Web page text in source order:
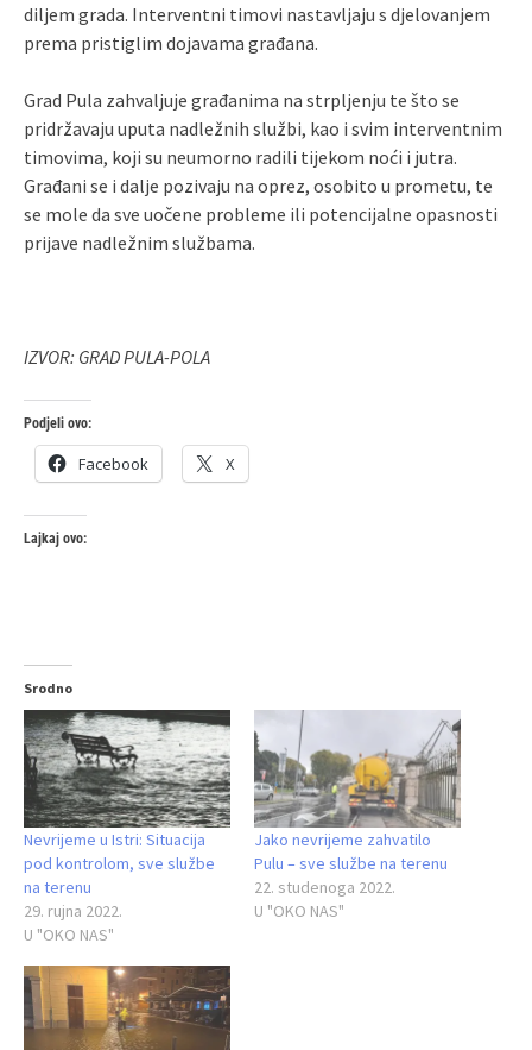
diljem grada. Interventni timovi nastavljaju s djelovanjem
prema pristiglim dojavama građana.
Grad Pula zahvaljuje građanima na strpljenju te što se
pridržavaju uputa nadležnih službi, kao i svim interventnim
timovima, koji su neumorno radili tijekom noći i jutra.
Građani se i dalje pozivaju na oprez, osobito u prometu, te
se mole da sve uočene probleme ili potencijalne opasnosti
prijave nadležnim službama.
IZVOR: GRAD PULA-POLA
Podjeli ovo:
Facebook X
Lajkaj ovo:
Srodno
Nevrijeme u Istri: Situacija
pod kontrolom, sve službe
na terenu
29. rujna 2022.
U "OKO NAS"
Jako nevrijeme zahvatilo
Pulu – sve službe na terenu
22. studenoga 2022.
U "OKO NAS"